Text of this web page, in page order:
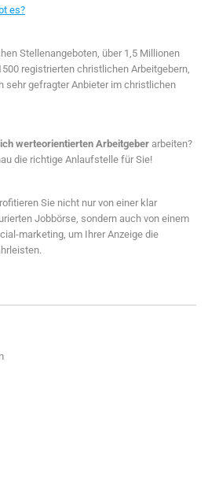
es?
Stellenangeboten, über 1,5 Millionen
registrierten christlichen Arbeitgebern,
sehr gefragter Anbieter im christlichen
werteorientierten Arbeitgeber arbeiten?
die richtige Anlaufstelle für Sie!
Sie nicht nur von einer klar
Jobbörse, sondern auch von einem
marketing, um Ihrer Anzeige die